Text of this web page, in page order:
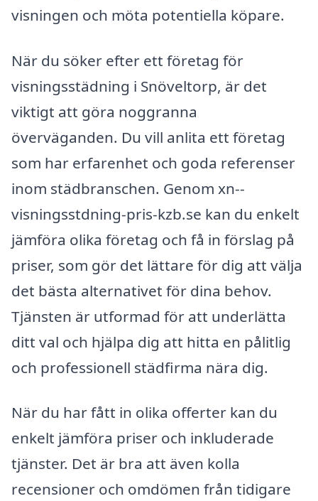
visningen och möta potentiella köpare.
När du söker efter ett företag för
visningsstädning i Snöveltorp, är det
viktigt att göra noggranna
överväganden. Du vill anlita ett företag
som har erfarenhet och goda referenser
inom städbranschen. Genom xn--
visningsstdning-pris-kzb.se kan du enkelt
jämföra olika företag och få in förslag på
priser, som gör det lättare för dig att välja
det bästa alternativet för dina behov.
Tjänsten är utformad för att underlätta
ditt val och hjälpa dig att hitta en pålitlig
och professionell städfirma nära dig.
När du har fått in olika offerter kan du
enkelt jämföra priser och inkluderade
tjänster. Det är bra att även kolla
recensioner och omdömen från tidigare